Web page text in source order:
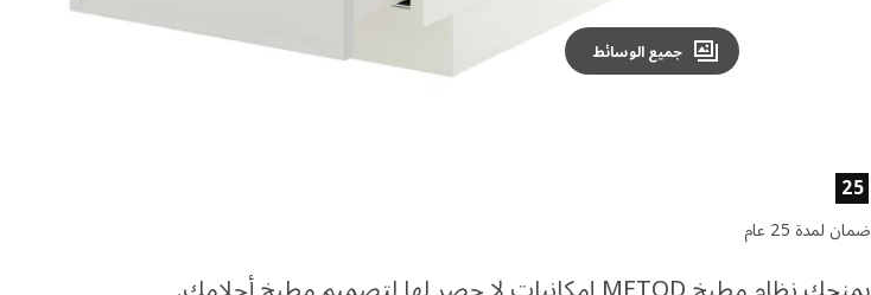
جميع الوسائط
خصائص المنتج
25
ضمان لمدة 25 عام